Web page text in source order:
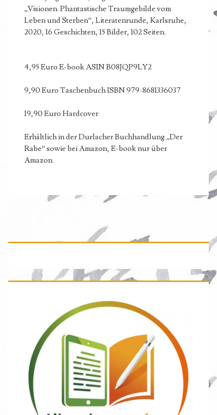
„Visionen. Phantastische Traumgebilde vom
Leben und Sterben“, Literatenrunde, Karlsruhe,
2020, 16 Geschichten, 15 Bilder, 102 Seiten.
4,95 Euro E-book ASIN B08JQP9LY2
9,90 Euro Taschenbuch ISBN 979-8681336037
19,90 Euro Hardcover
Erhältlich in der Durlacher Buchhandlung „Der
Rabe“ sowie bei Amazon, E-book nur über
Amazon.
Primäre
Seitenleiste